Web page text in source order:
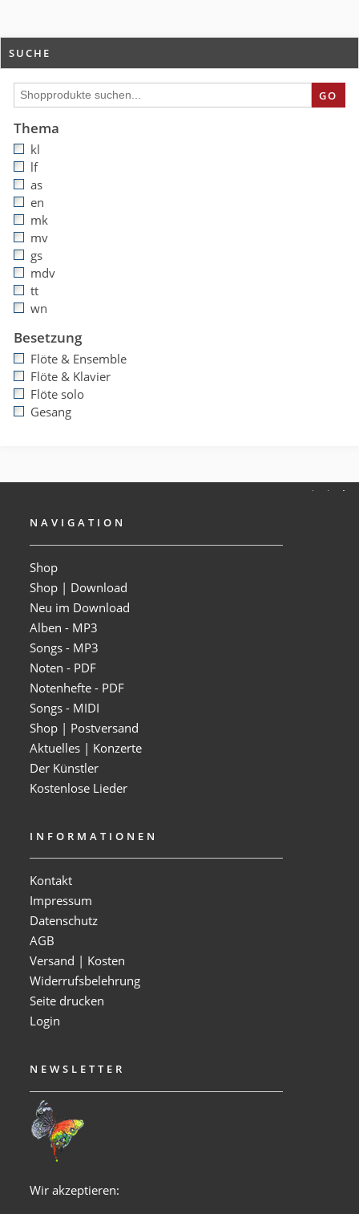
SUCHE
GO
Thema
kl
lf
as
en
mk
mv
gs
mdv
tt
wn
Besetzung
Flöte & Ensemble
Flöte & Klavier
Flöte solo
Gesang
NAVIGATION
Shop
Shop | Download
Neu im Download
Alben - MP3
Songs - MP3
Noten - PDF
Notenhefte - PDF
Songs - MIDI
Shop | Postversand
Aktuelles | Konzerte
Der Künstler
Kostenlose Lieder
INFORMATIONEN
Kontakt
Impressum
Datenschutz
AGB
Versand | Kosten
Widerrufsbelehrung
Seite drucken
Login
NEWSLETTER
Wir akzeptieren: